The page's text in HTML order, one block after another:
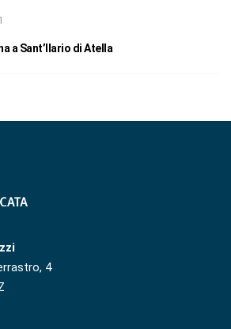
a Sant’Ilario di Atella
4